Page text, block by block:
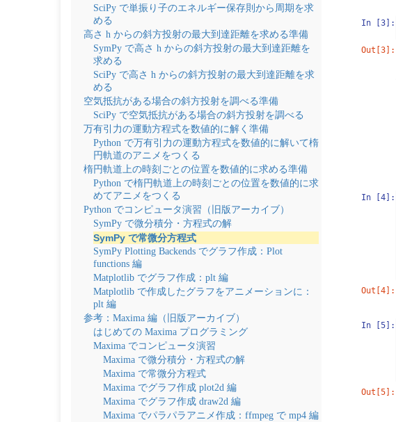
In [3]:
Out[3]:
In [4]:
Out[4]:
In [5]:
Out[5]:
SciPy で単振り子のエネルギー保存則から周期を求
める
高さ h からの斜方投射の最大到達距離を求める準備
SymPy で高さ h からの斜方投射の最大到達距離を
求める
SciPy で高さ h からの斜方投射の最大到達距離を求
める
空気抵抗がある場合の斜方投射を調べる準備
SciPy で空気抵抗がある場合の斜方投射を調べる
万有引力の運動方程式を数値的に解く準備
Python で万有引力の運動方程式を数値的に解いて楕
円軌道のアニメをつくる
楕円軌道上の時刻ごとの位置を数値的に求める準備
Python で楕円軌道上の時刻ごとの位置を数値的に求
めてアニメをつくる
Python でコンピュータ演習（旧版アーカイブ）
SymPy で微分積分・方程式の解
SymPy で常微分方程式
SymPy Plotting Backends でグラフ作成：Plot
functions 編
Matplotlib でグラフ作成：plt 編
Matplotlib で作成したグラフをアニメーションに：
plt 編
参考：Maxima 編（旧版アーカイブ）
はじめての Maxima プログラミング
Maxima でコンピュータ演習
Maxima で微分積分・方程式の解
Maxima で常微分方程式
Maxima でグラフ作成 plot2d 編
Maxima でグラフ作成 draw2d 編
Maxima でパラパラアニメ作成：ffmpeg で mp4 編